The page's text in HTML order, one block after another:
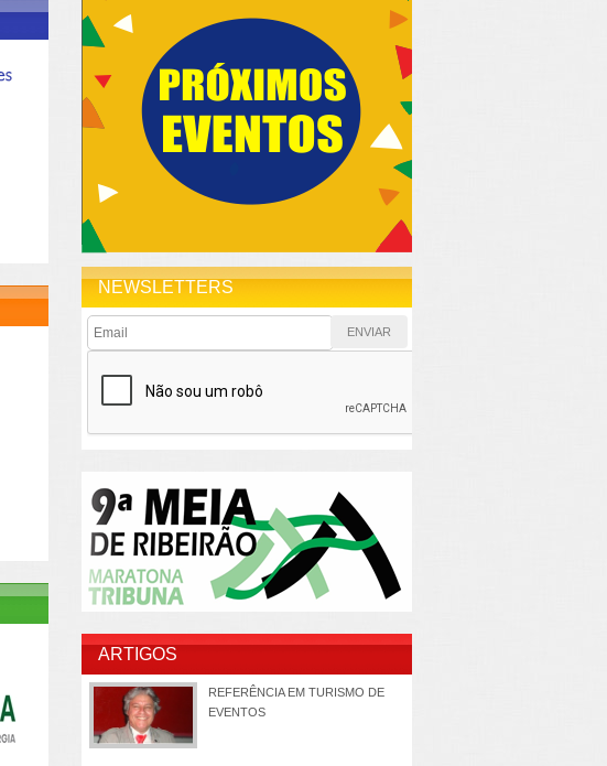
NEWSLETTERS
ARTIGOS
REFERÊNCIA EM TURISMO DE
EVENTOS